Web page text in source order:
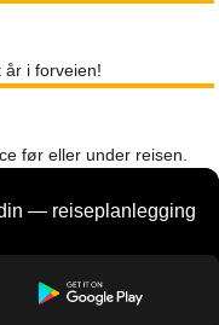
år i forveien!
før eller under reisen.
— reiseplanlegging